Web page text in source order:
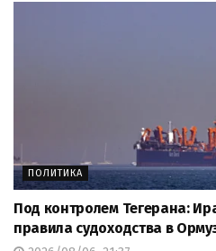
ПОЛИТИКА
Под контролем Тегерана:
правила судоходства в